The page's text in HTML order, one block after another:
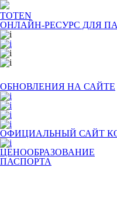
TOTEN
ОНЛАЙН-РЕСУРС ДЛЯ
ОБНОВЛЕНИЯ НА САЙТЕ
ОФИЦИАЛЬНЫЙ САЙТ
ЦЕНООБРАЗОВАНИЕ
ПАСПОРТА